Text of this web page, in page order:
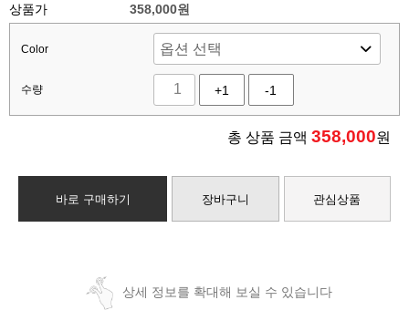
상품가 358,000원
Color
수량 +1 -1
총 상품 금액 358,000원
바로 구매하기 장바구니 관심상품
상세 정보를 확대해 보실 수 있습니다